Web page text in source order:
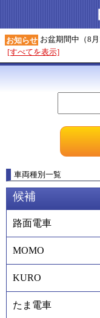
お知らせ お盆期間中（8
[すべてを表示]
車両種別一覧
候補
路面電車
MOMO
KURO
たま電車